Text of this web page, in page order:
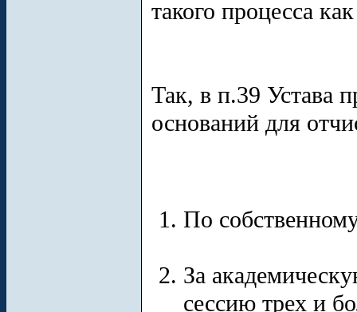
такого процесса
Так, в п.39 Устава
оснований для
По
За
сессию трех и